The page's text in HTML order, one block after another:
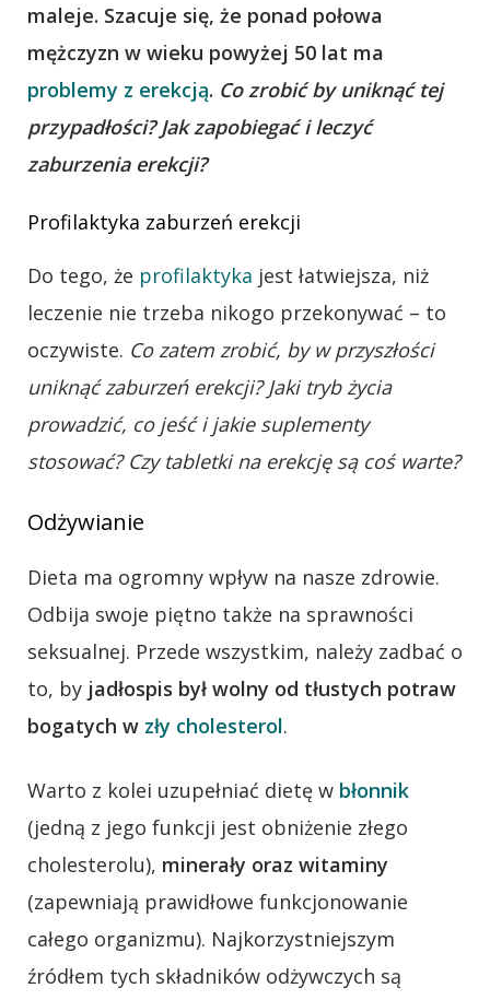
maleje. Szacuje się, że ponad połowa
mężczyzn w wieku powyżej 50 lat ma
problemy z erekcją. Co zrobić by uniknąć tej
przypadłości? Jak zapobiegać i leczyć
zaburzenia erekcji?
Profilaktyka zaburzeń erekcji
Do tego, że profilaktyka jest łatwiejsza, niż
leczenie nie trzeba nikogo przekonywać – to
oczywiste. Co zatem zrobić, by w przyszłości
uniknąć zaburzeń erekcji? Jaki tryb życia
prowadzić, co jeść i jakie suplementy
stosować? Czy tabletki na erekcję są coś warte?
Odżywianie
Dieta ma ogromny wpływ na nasze zdrowie.
Odbija swoje piętno także na sprawności
seksualnej. Przede wszystkim, należy zadbać o
to, by jadłospis był wolny od tłustych potraw
bogatych w zły cholesterol.
Warto z kolei uzupełniać dietę w błonnik
(jedną z jego funkcji jest obniżenie złego
cholesterolu), minerały oraz witaminy
(zapewniają prawidłowe funkcjonowanie
całego organizmu). Najkorzystniejszym
źródłem tych składników odżywczych są